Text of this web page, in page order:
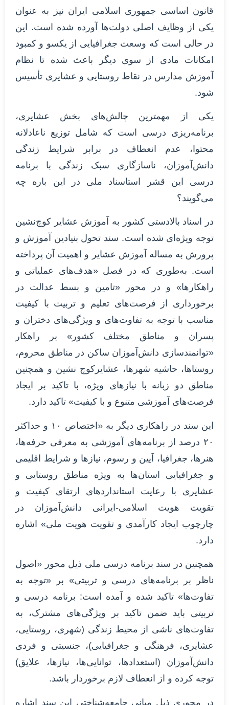
قانون اساسی جمهوری اسلامی ایران نیز به عنوان
یکی از وظایف اصلی دولت‌ها آورده شده است. این
در حالی است که وسعت جغرافیایی از یکسو و کمبود
امکانات مادی از سوی دیگر باعث شده تا نظام
آموزش مدارس در نقاط روستایی و عشایری تأسیس
شود.
یکی از مهمترین چالش‌های بخش عشایری،
برنامه‌ریزی درسی است که شامل توزیع ناعادلانه
محتوا، عدم انعطاف در برابر شرایط زندگی
دانش‌آموزان، ناسازگاری سبک زندگی با برنامه
درسی این قشر استاسناد ملی در این باره چه
می‌گویند؟
در اسناد بالادستی کشور به آموزش عشایر کوچ‌نشین
توجه ویژه‌ای شده است. سند تحول بنیادین آموزش و
پرورش به مساله آموزش عشایر و اهمیت آن پرداخته
است. به‌طوری که در فصل «هدف‌های عملیاتی و
راهکارها» و در محور «تامین و بسط عدالت در
برخورداری از فرصت‌های تعلیم و تربیت با کیفیت
مناسب با توجه به تفاوت‌های و ویژگی‌های دختران و
پسران و مناطق مختلف کشور» بر راهکار
«توانمندسازی دانش‌آموزان ساکن در مناطق محروم،
روستاها، حاشیه شهرها، عشایرکوچ نشین و همچنین
مناطق دو زبانه با نیازهای ویژه، با تاکید بر ایجاد
فرصت‌های آموزشی متنوع و با کیفیت» تاکید دارد.
این سند در راهکاری دیگر به «اختصاص ۱۰ و حداکثر
۲۰ درصد از برنامه‌های آموزشی به معرفی حرفه‌ها،
هنرها، جغرافیا، آیین و رسوم، نیازها و شرایط اقلیمی
و جغرافیایی استان‌ها به ویژه مناطق روستایی و
عشایری با رعایت استانداردهای ارتقای کیفیت و
تقویت هویت اسلامی-ایرانی دانش‌آموزان در
چارچوب ایجاد کارآمدی و تقویت هویت ملی» اشاره
دارد.
همچنین در سند برنامه درسی ملی ذیل محور «اصول
ناظر بر برنامه‌های درسی و تربیتی» بر «توجه به
تفاوت‌ها» تاکید شده و آمده است: برنامه درسی و
تربیتی باید ضمن تاکید بر ویژگی‌های مشترک، به
تفاوت‌های ناشی از محیط زندگی (شهری، روستایی،
عشایری، فرهنگی و جغرافیایی)، جنسیتی و فردی
دانش‌آموزان (استعدادها، توانایی‌ها، نیازها، علایق)
توجه کرده و از انعطاف لازم برخوردار باشد.
در محوری ذیل مبانی جامعه‌شناختی این سند اشاره